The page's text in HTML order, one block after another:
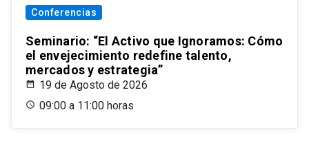
Conferencias
Seminario: “El Activo que Ignoramos: Cómo
el envejecimiento redefine talento,
mercados y estrategia”
19 de Agosto de 2026
09:00 a 11:00 horas